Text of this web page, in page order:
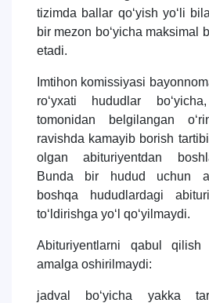
tizimda ballar qo‘yish yo‘li
bir mezon bo‘yicha maksimal
etadi.
Imtihon komissiyasi
rо‘yxati hududlar
tomonidan belgilangan
ravishda kamayib borish
olgan abituriyentdan
Bunda bir hudud uchun
boshqa hududlardagi
tо‘ldirishga yо‘l qо‘yilmaydi.
Abituriyentlarni qabul qilish
amalga oshirilmaydi:
jadval bо‘yicha yakka